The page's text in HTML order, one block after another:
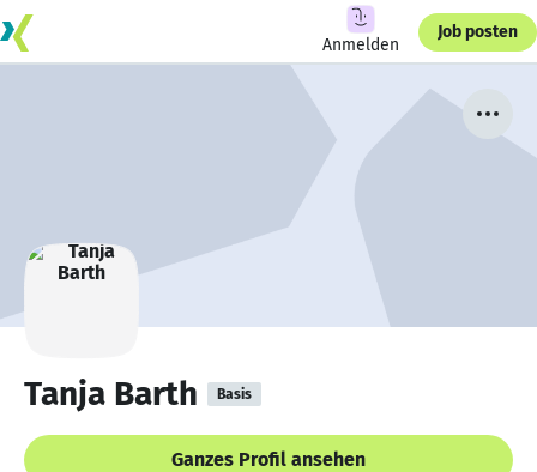
Anmelden
Job posten
Tanja Barth Basis
Ganzes Profil ansehen